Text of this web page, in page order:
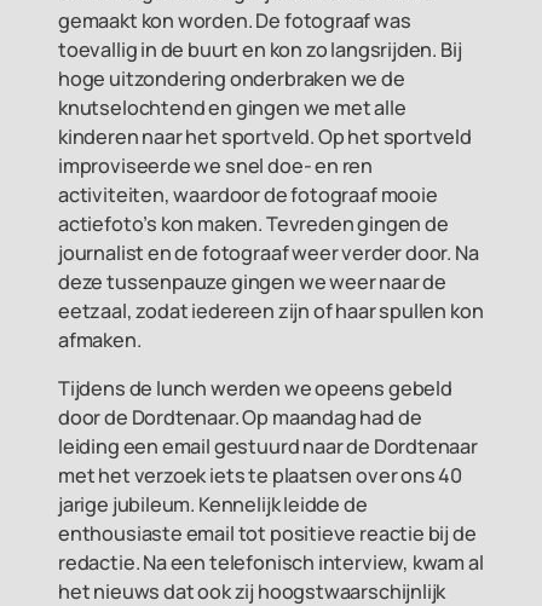
gemaakt kon worden. De fotograaf was
toevallig in de buurt en kon zo langsrijden. Bij
hoge uitzondering onderbraken we de
knutselochtend en gingen we met alle
kinderen naar het sportveld. Op het sportveld
improviseerde we snel doe- en ren
activiteiten, waardoor de fotograaf mooie
actiefoto’s kon maken. Tevreden gingen de
journalist en de fotograaf weer verder door. Na
deze tussenpauze gingen we weer naar de
eetzaal, zodat iedereen zijn of haar spullen kon
afmaken.
Tijdens de lunch werden we opeens gebeld
door de Dordtenaar. Op maandag had de
leiding een email gestuurd naar de Dordtenaar
met het verzoek iets te plaatsen over ons 40
jarige jubileum. Kennelijk leidde de
enthousiaste email tot positieve reactie bij de
redactie. Na een telefonisch interview, kwam al
het nieuws dat ook zij hoogstwaarschijnlijk